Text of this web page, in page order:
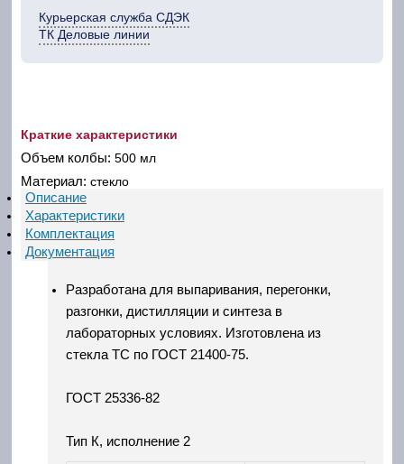
Курьерская служба СДЭК
ТК Деловые линии
Краткие характеристики
Объем колбы: 500 мл
Материал: стекло
Описание
Характеристики
Комплектация
Документация
Разработана для выпаривания, перегонки,
разгонки, дистилляции и синтеза в
лабораторных условиях. Изготовлена из
стекла ТС по ГОСТ 21400-75.
ГОСТ 25336-82
Тип К, исполнение 2